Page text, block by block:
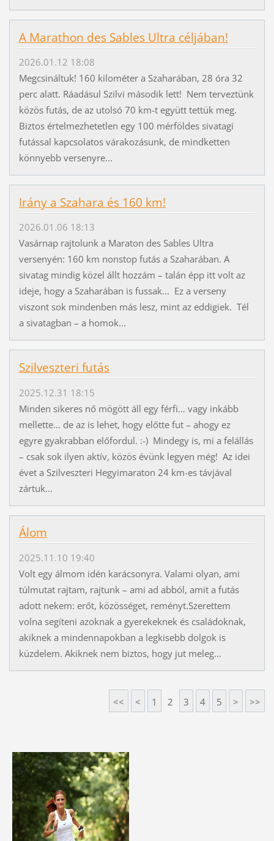
A Marathon des Sables Ultra céljában!
2026.01.12 18:08
Megcsináltuk! 160 kilométer a Szaharában, 28 óra 32
perc alatt. Ráadásul Szilvi második lett! Nem terveztünk
közös futás, de az utolsó 70 km-t együtt tettük meg.
Biztos értelmezhetetlen egy 100 mérföldes sivatagi
futással kapcsolatos várakozásunk, de mindketten
könnyebb versenyre...
Irány a Szahara és 160 km!
2026.01.06 18:13
Vasárnap rajtolunk a Maraton des Sables Ultra
versenyén: 160 km nonstop futás a Szaharában. A
sivatag mindig közel állt hozzám – talán épp itt volt az
ideje, hogy a Szaharában is fussak... Ez a verseny
viszont sok mindenben más lesz, mint az eddigiek. Tél
a sivatagban – a homok...
Szilveszteri futás
2025.12.31 18:15
Minden sikeres nő mögött áll egy férfi… vagy inkább
mellette… de az is lehet, hogy előtte fut – ahogy ez
egyre gyakrabban előfordul. :-) Mindegy is, mi a felállás
– csak sok ilyen aktív, közös évünk legyen még! Az idei
évet a Szilveszteri Hegyimaraton 24 km-es távjával
zártuk...
Álom
2025.11.10 19:40
Volt egy álmom idén karácsonyra. Valami olyan, ami
túlmutat rajtam, rajtunk – ami ad abból, amit a futás
adott nekem: erőt, közösséget, reményt.Szerettem
volna segíteni azoknak a gyerekeknek és családoknak,
akiknek a mindennapokban a legkisebb dolgok is
küzdelem. Akiknek nem biztos, hogy jut meleg...
<< < 1 2 3 4 5 > >>